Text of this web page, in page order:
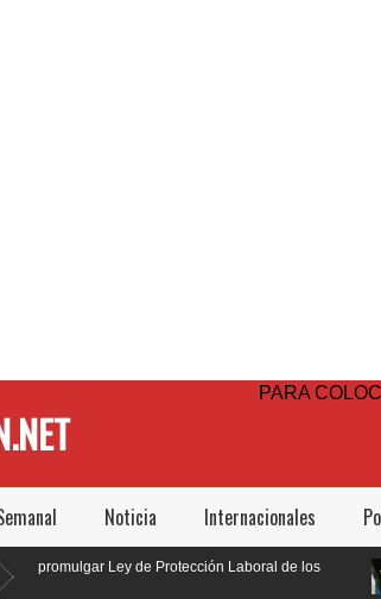
PARA
Noticia Internacionales
de Protección Laboral de los
Encuesta